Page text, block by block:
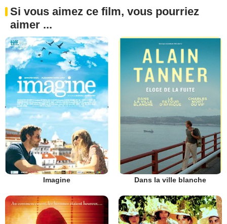
Si vous aimez ce film, vous pourriez
aimer ...
Imagine Dans la ville blanche